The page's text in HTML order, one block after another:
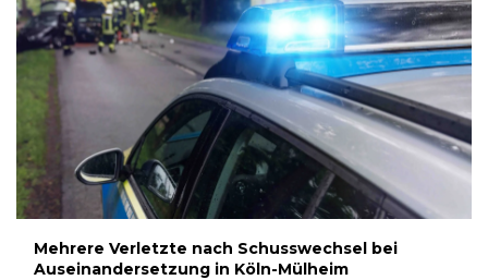
Mehrere Verletzte nach Schusswechsel bei
Auseinandersetzung in Köln-Mülheim